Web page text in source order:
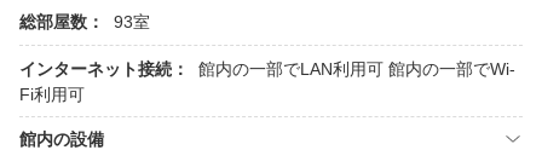
総部屋数： 93室
インターネット接続： 館内の一部でLAN利用可 館内の一部でWi-
Fi利用可
館内の設備